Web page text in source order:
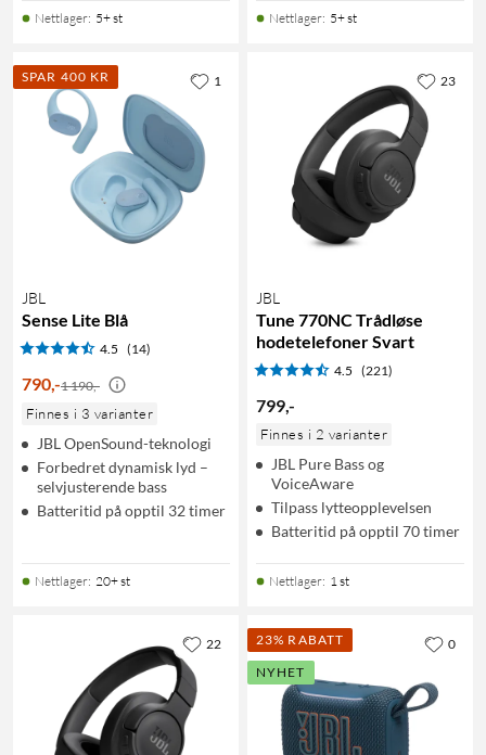
Nettlager: 5+ st Nettlager: 5+ st
SPAR 400 KR
JBL
Sense Lite Blå
4.5 (14)
790,-1 190,-
Finnes i 3 varianter
JBL OpenSound-teknologi
Forbedret dynamisk lyd –
selvjusterende bass
Batteritid på opptil 32 timer
Nettlager: 20+ st
1
JBL
Tune 770NC Trådløse
hodetelefoner Svart
4.5 (221)
799,-
Finnes i 2 varianter
JBL Pure Bass og
VoiceAware
Tilpass lytteopplevelsen
Batteritid på opptil 70 timer
Nettlager: 1 st
23
22
23% RABATT
NYHET
0